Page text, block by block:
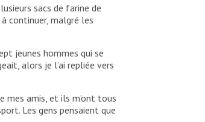
sacs de farine de
continuer, malgré les
jeunes hommes qui se
alors je l’ai repliée vers
mes amis, et ils m’ont tous
Les gens pensaient que